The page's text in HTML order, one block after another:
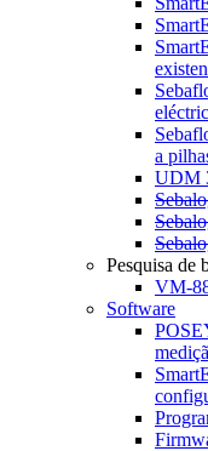
a
UDM
Pesquisa de
VM-
Software